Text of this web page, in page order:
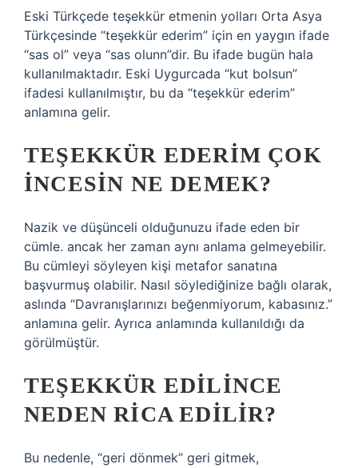
Eski Türkçede teşekkür etmenin yolları Orta Asya
Türkçesinde “teşekkür ederim” için en yaygın ifade
“sas ol” veya “sas olunn”dir. Bu ifade bugün hala
kullanılmaktadır. Eski Uygurcada “kut bolsun”
ifadesi kullanılmıştır, bu da “teşekkür ederim”
anlamına gelir.
TEŞEKKÜR EDERIM ÇOK
INCESIN NE DEMEK?
Nazik ve düşünceli olduğunuzu ifade eden bir
cümle. ancak her zaman aynı anlama gelmeyebilir.
Bu cümleyi söyleyen kişi metafor sanatına
başvurmuş olabilir. Nasıl söylediğinize bağlı olarak,
aslında “Davranışlarınızı beğenmiyorum, kabasınız.”
anlamına gelir. Ayrıca anlamında kullanıldığı da
görülmüştür.
TEŞEKKÜR EDILINCE
NEDEN RICA EDILIR?
Bu nedenle, “geri dönmek” geri gitmek,